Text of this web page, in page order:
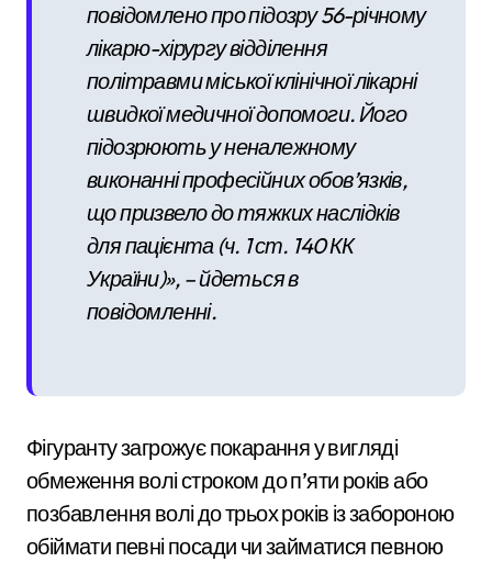
повідомлено про підозру 56-річному
лікарю-хірургу відділення
політравми міської клінічної лікарні
швидкої медичної допомоги. Його
підозрюють у неналежному
виконанні професійних обов’язків,
що призвело до тяжких наслідків
для пацієнта (ч. 1 ст. 140 КК
України)», – йдеться в
повідомленні.
Фігуранту загрожує покарання у вигляді
обмеження волі строком до п’яти років або
позбавлення волі до трьох років із забороною
обіймати певні посади чи займатися певною